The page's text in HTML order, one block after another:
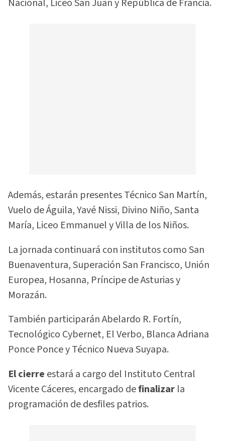
Además, estarán presentes Técnico San Martín,
Vuelo de Águila, Yavé Nissi, Divino Niño, Santa
María, Liceo Emmanuel y Villa de los Niños.
La jornada continuará con institutos como San
Buenaventura, Superación San Francisco, Unión
Europea, Hosanna, Príncipe de Asturias y
Morazán.
También participarán Abelardo R. Fortín,
Tecnológico Cybernet, El Verbo, Blanca Adriana
Ponce Ponce y Técnico Nueva Suyapa.
El cierre estará a cargo del Instituto Central
Vicente Cáceres, encargado definalizar la
programación de desfiles patrios.